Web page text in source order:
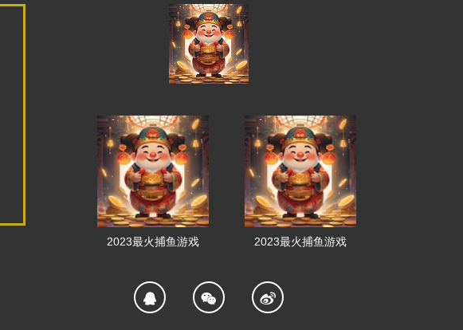
2023最火捕鱼游戏 2023最火捕鱼游戏